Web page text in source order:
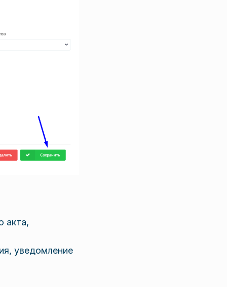
акта,
уведомление